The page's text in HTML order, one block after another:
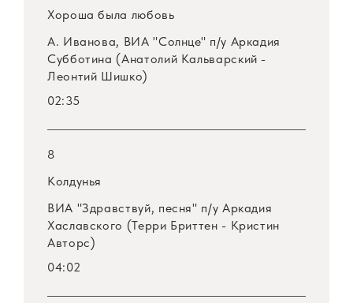
Хороша была любовь
А. Иванова, ВИА "Солнце" п/у Аркадия
Субботина (Анатолий Кальварский -
Леонтий Шишко)
02:35
8
Колдунья
ВИА "Здравствуй, песня" п/у Аркадия
Хаславского (Терри Бриттен - Кристин
Авторс)
04:02